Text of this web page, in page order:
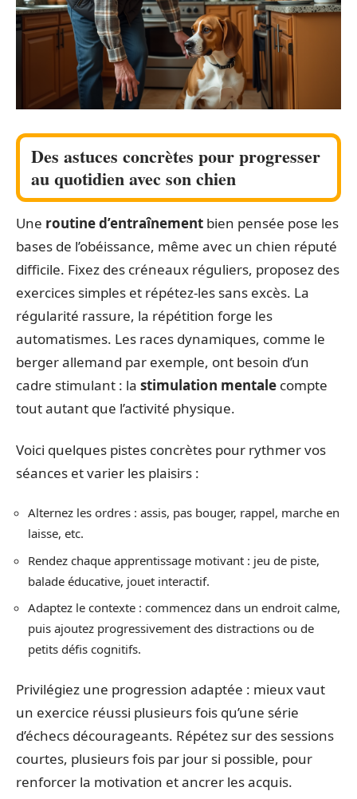
Des astuces concrètes pour progresser
au quotidien avec son chien
Une routine d’entraînement bien pensée pose les
bases de l’obéissance, même avec un chien réputé
difficile. Fixez des créneaux réguliers, proposez des
exercices simples et répétez-les sans excès. La
régularité rassure, la répétition forge les
automatismes. Les races dynamiques, comme le
berger allemand par exemple, ont besoin d’un
cadre stimulant : la stimulation mentale compte
tout autant que l’activité physique.
Voici quelques pistes concrètes pour rythmer vos
séances et varier les plaisirs :
Alternez les ordres : assis, pas bouger, rappel, marche en
laisse, etc.
Rendez chaque apprentissage motivant : jeu de piste,
balade éducative, jouet interactif.
Adaptez le contexte : commencez dans un endroit calme,
puis ajoutez progressivement des distractions ou de
petits défis cognitifs.
Privilégiez une progression adaptée : mieux vaut
un exercice réussi plusieurs fois qu’une série
d’échecs décourageants. Répétez sur des sessions
courtes, plusieurs fois par jour si possible, pour
renforcer la motivation et ancrer les acquis.